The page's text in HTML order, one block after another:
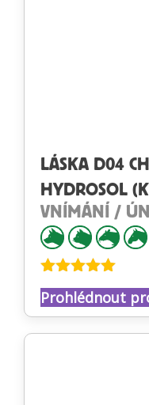
LÁSKA D04
HYDROSOL
VNÍMÁNÍ /
Hodnocení
4.88z 5
Prohlédnout